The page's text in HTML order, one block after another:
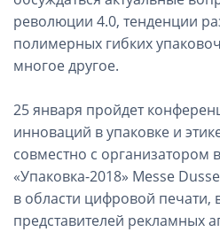
революции 4.0, тенденции
полимерных гибких
многое другое.
25 января пройдет
инноваций в упаковке и
совместно с организатором
«Упаковка-2018» Messe
в области цифровой печати,
представителей рекламных